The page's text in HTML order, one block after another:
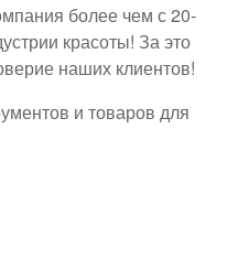
более чем с 20-
красоты! За это
наших клиентов!
и товаров для